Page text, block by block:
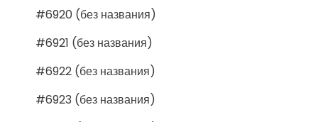
#6920 (без названия)
#6921 (без названия)
#6922 (без названия)
#6923 (без названия)